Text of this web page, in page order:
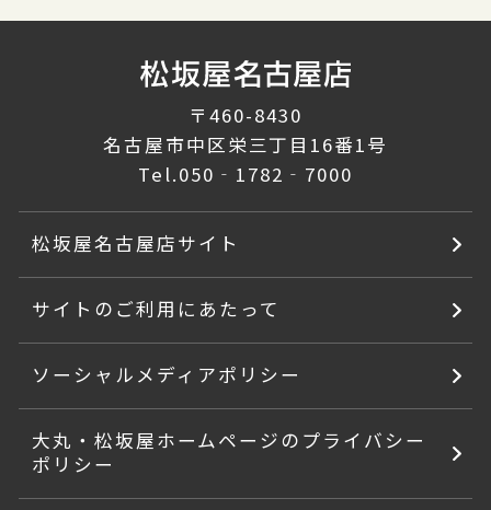
〒460-8430
名古屋市中区栄三丁目16番1号
Tel.050‐1782‐7000
松坂屋名古屋店サイト
サイトのご利用にあたって
ソーシャルメディアポリシー
大丸・松坂屋ホームページのプライバシー
ポリシー